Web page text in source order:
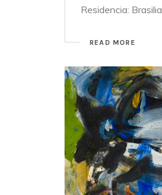
Residencia: Brasilia
READ MORE